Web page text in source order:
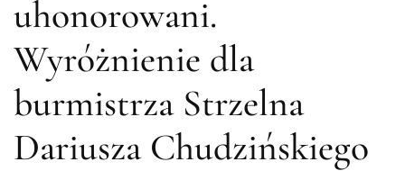
uhonorowani.
Wyróżnienie dla
burmistrza Strzelna
Dariusza Chudzińskiego